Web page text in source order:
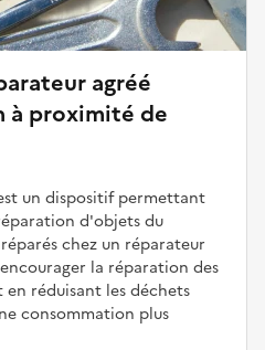
agréé
à proximité de
un dispositif permettant
d'objets du
chez un réparateur
la réparation des
réduisant les déchets
consommation plus